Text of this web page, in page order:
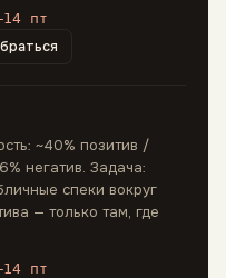
пт
~40% позитив /
негатив. Задача:
спеки вокруг
— только там, где
пт